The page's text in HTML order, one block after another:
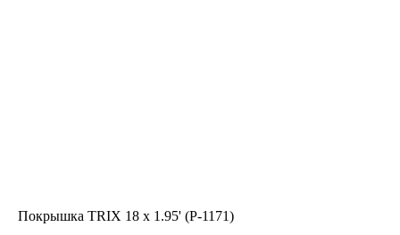
Покрышка TRIX 18 x 1.95' (P-1171)